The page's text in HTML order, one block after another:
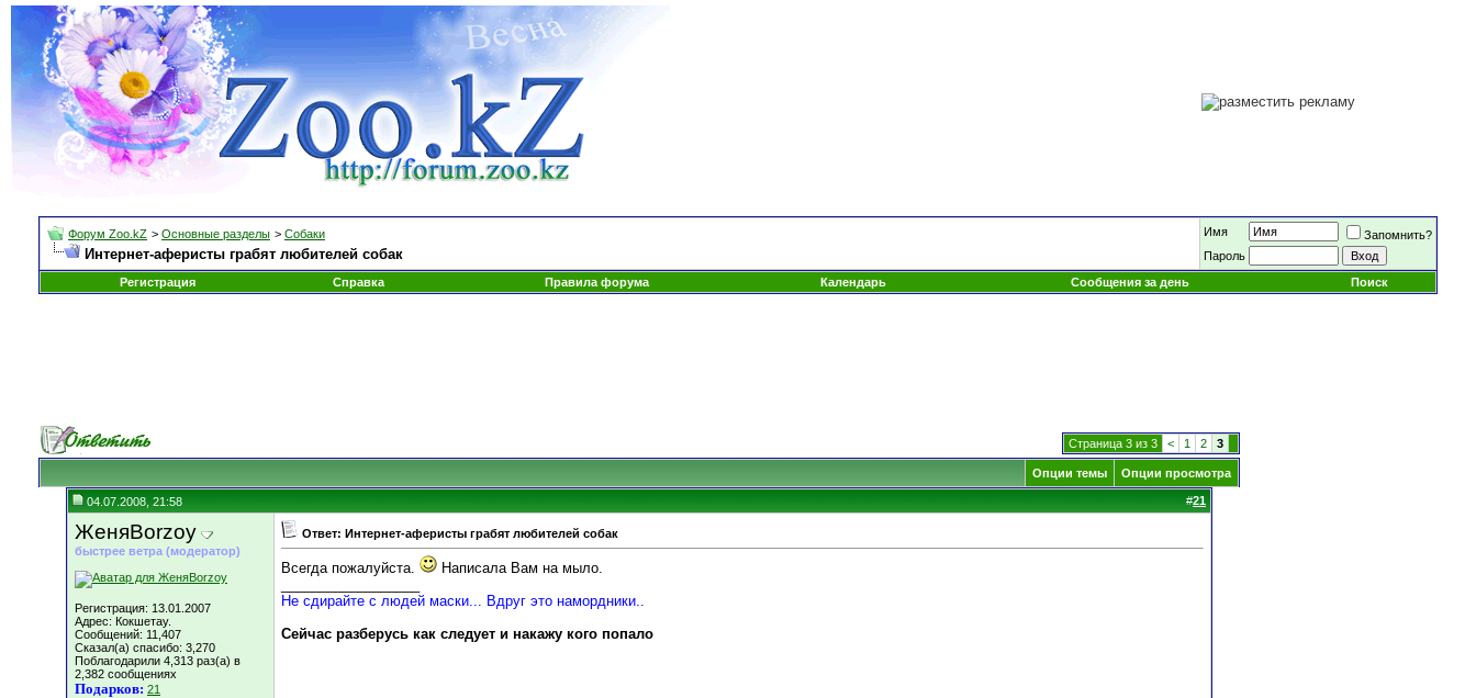
Форум Zoo.kZ > Основные разделы > Собаки
Интернет-аферисты грабят любителей собак
Имя
Запомнить?
Пароль
Регистрация
Справка Правила форума Календарь Сообщения за день Поиск
Страница 3 из 3 < 1 2 3
Опции темы Опции просмотра
04.07.2008, 21:58 #21
ЖеняBorzoy
быстрее ветра (модератор)
Регистрация: 13.01.2007
Адрес: Кокшетау.
Сообщений: 11,407
Сказал(а) спасибо: 3,270
Поблагодарили 4,313 раз(а) в
2,382 сообщениях
Подарков: 21
Ответ: Интернет-аферисты грабят любителей собак
Всегда пожалуйста.
Написала Вам на мыло.
Не сдирайте с людей маски... Вдруг это намордники..
Сейчас разберусь как следует и накажу кого попало